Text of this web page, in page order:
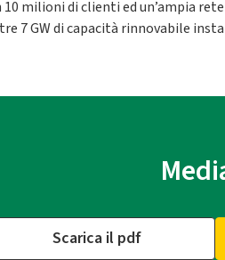
milioni di clienti ed un’ampia
7 GW di capacità rinnovabile
Scarica il pdf